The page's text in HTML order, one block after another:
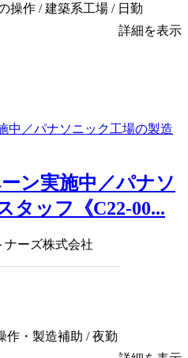
操作 / 建築系工場 / 日勤
詳細を表示
ン実施中／パナソ
タッフ《C22-00...
ナーズ株式会社
作・製造補助 / 夜勤